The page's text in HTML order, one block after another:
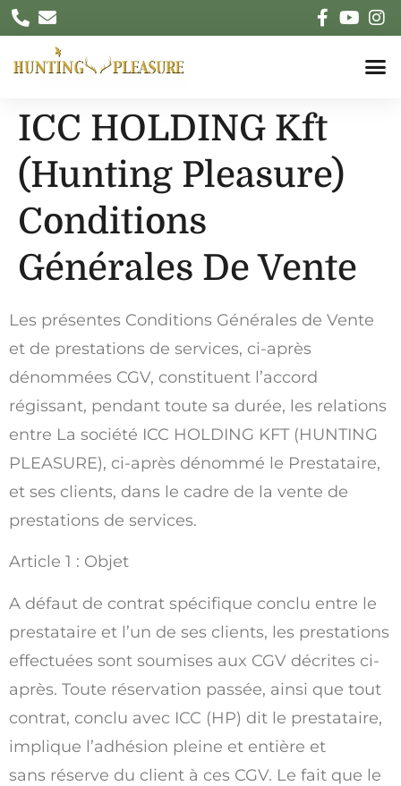
ICC HOLDING Kft
(Hunting Pleasure)
Conditions
Générales De Vente
Les présentes Conditions Générales de Vente
et de prestations de services, ci-après
dénommées CGV, constituent l’accord
régissant, pendant toute sa durée, les relations
entre La société ICC HOLDING KFT (HUNTING
PLEASURE), ci-après dénommé le Prestataire,
et ses clients, dans le cadre de la vente de
prestations de services.
Article 1 : Objet
A défaut de contrat spécifique conclu entre le
prestataire et l’un de ses clients, les prestations
effectuées sont soumises aux CGV décrites ci-
après. Toute réservation passée, ainsi que tout
contrat, conclu avec ICC (HP) dit le prestataire,
implique l’adhésion pleine et entière et
sans réserve du client à ces CGV. Le fait que le